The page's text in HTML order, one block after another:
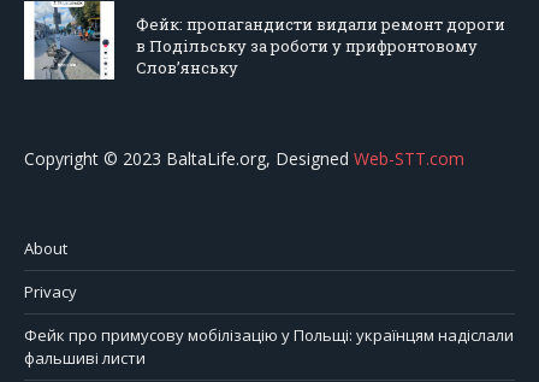
Фейк: пропагандисти видали ремонт дороги
в Подільську за роботи у прифронтовому
Слов’янську
Copyright © 2023 BaltaLife.org, Designed Web-STT.com
About
Privacy
Фейк про примусову мобілізацію у Польщі: українцям надіслали
фальшиві листи